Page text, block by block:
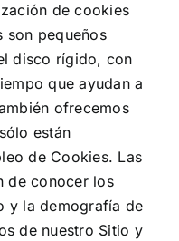
de cookies
son pequeños
disco rígido, con
que ayudan a
ofrecemos
están
de Cookies. Las
de conocer los
y la demografía de
de nuestro Sitio y